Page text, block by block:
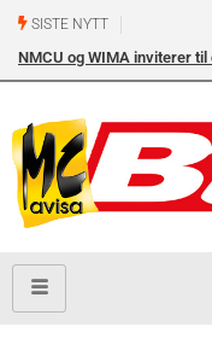
SISTE NYTT
NMCU og WIMA inviterer